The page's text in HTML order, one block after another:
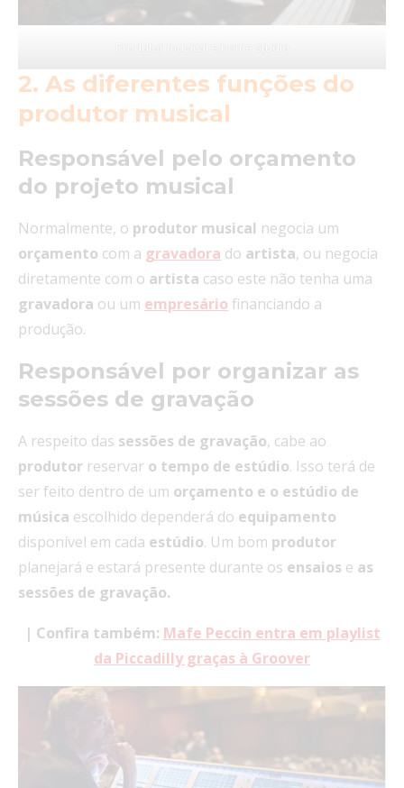
2. As diferentes funções do
produtor musical
Responsável pelo orçamento
do projeto musical
Normalmente, o produtor musical negocia um
orçamento com a gravadora do artista, ou negocia
diretamente com o artista caso este não tenha uma
gravadora ou um empresário financiando a
produção.
Responsável por organizar as
sessões de gravação
A respeito das sessões de gravação, cabe ao
produtor reservar o tempo de estúdio. Isso terá de
ser feito dentro de um orçamento e o estúdio de
música escolhido dependerá do equipamento
disponível em cada estúdio. Um bom produtor
planejará e estará presente durante os ensaios e as
sessões de gravação.
| Confira também: Mafe Peccin entra em playlist
da Piccadilly graças à Groover